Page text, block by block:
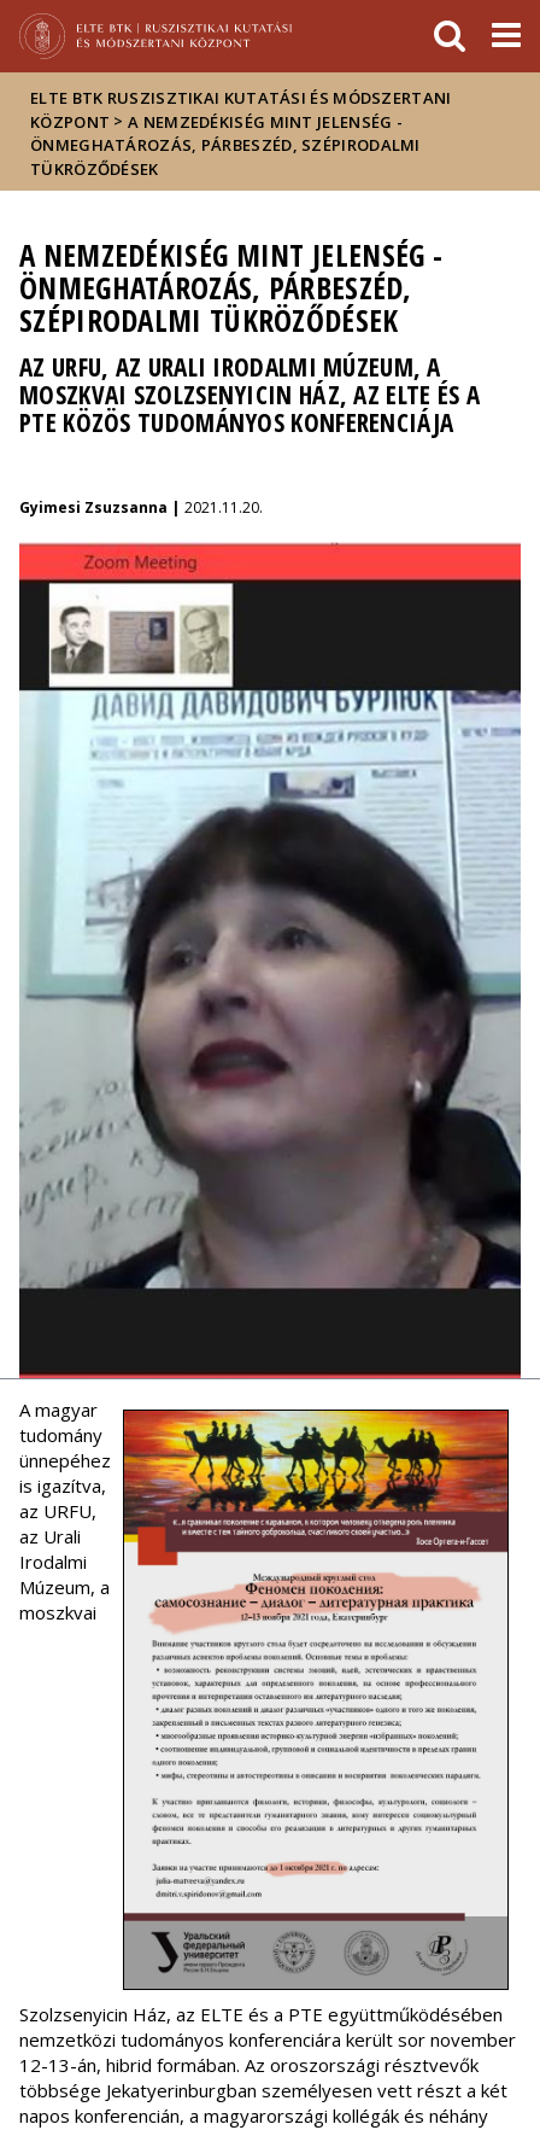
Hírek
Események
ELTE a
sajtóban
ELTE BTK RUSZISZTIKAI KUTATÁSI ÉS MÓDSZERTANI
KÖZPONT > A NEMZEDÉKISÉG MINT JELENSÉG -
ÖNMEGHATÁROZÁS, PÁRBESZÉD, SZÉPIRODALMI
TÜKRÖZŐDÉSEK
A NEMZEDÉKISÉG MINT JELENSÉG -
ÖNMEGHATÁROZÁS, PÁRBESZÉD,
SZÉPIRODALMI TÜKRÖZŐDÉSEK
AZ URFU, AZ URALI IRODALMI MÚZEUM, A
MOSZKVAI SZOLZSENYICIN HÁZ, AZ ELTE ÉS A
PTE KÖZÖS TUDOMÁNYOS KONFERENCIÁJA
Gyimesi Zsuzsanna | 2021.11.20.
A magyar
tudomány
ünnepéhez
is igazítva,
az URFU,
az Urali
Irodalmi
Múzeum, a
moszkvai
Szolzsenyicin Ház, az ELTE és a PTE együttműködésében
nemzetközi tudományos konferenciára került sor november
12-13-án, hibrid formában. Az oroszországi résztvevők
többsége Jekatyerinburgban személyesen vett részt a két
napos konferencián, a magyarországi kollégák és néhány